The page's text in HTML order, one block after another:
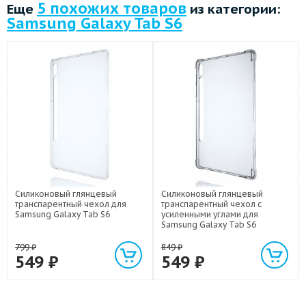
Еще 5 похожих товаров из категории:
Samsung Galaxy Tab S6
Силиконовый глянцевый
транспарентный чехол для
Samsung Galaxy Tab S6
799₽
549 ₽
Силиконовый глянцевый
транспарентный чехол с
усиленными углами для
Samsung Galaxy Tab S6
849₽
549 ₽